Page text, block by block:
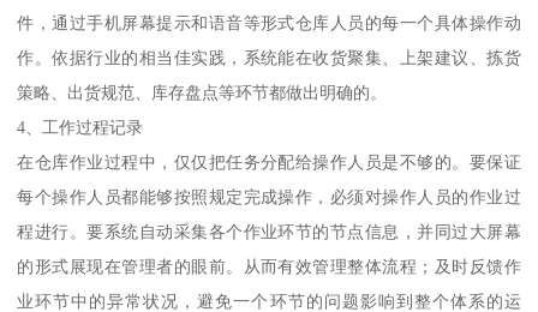
件，通过手机屏幕提示和语音等形式仓库人员的每一个具体操作动
作。依据行业的相当佳实践，系统能在收货聚集、上架建议、拣货
策略、出货规范、库存盘点等环节都做出明确的。
4、工作过程记录
在仓库作业过程中，仅仅把任务分配给操作人员是不够的。要保证
每个操作人员都能够按照规定完成操作，必须对操作人员的作业过
程进行。要系统自动采集各个作业环节的节点信息，并同过大屏幕
的形式展现在管理者的眼前。从而有效管理整体流程；及时反馈作
业环节中的异常状况，避免一个环节的问题影响到整个体系的运